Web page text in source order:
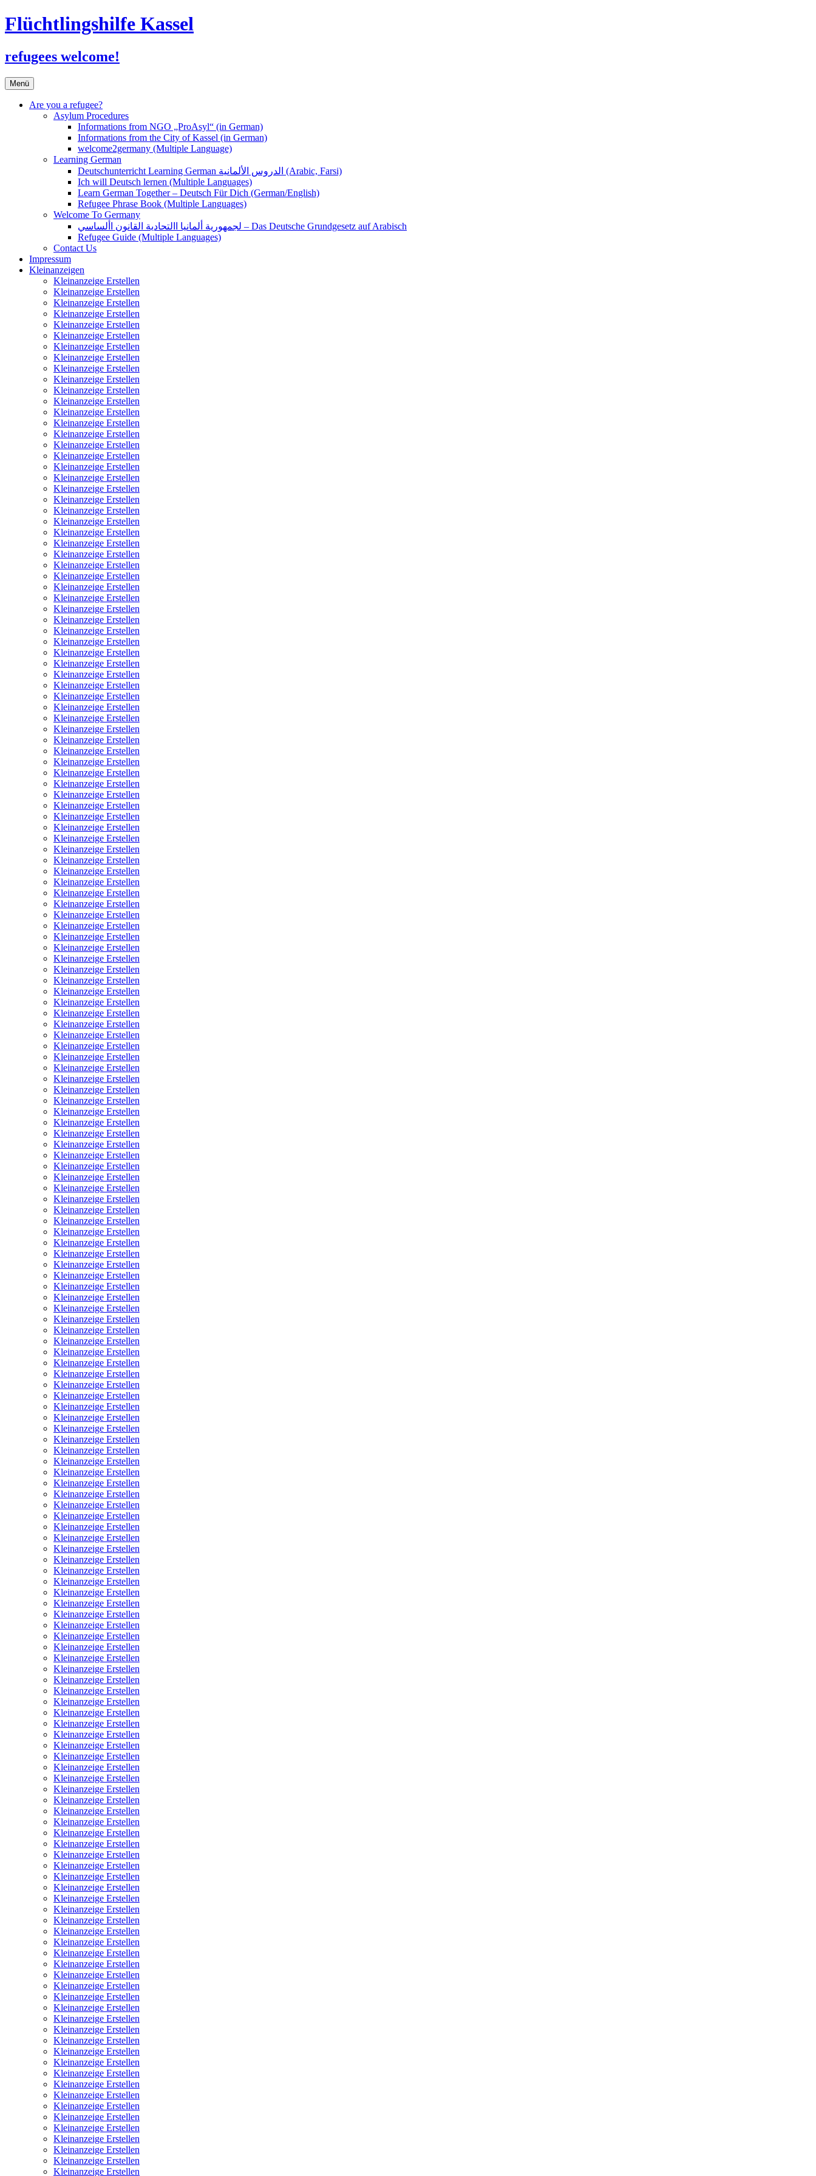
Flüchtlingshilfe Kassel
refugees welcome!
Menü Zum
Inhalt
springen
Are you a refugee?
Asylum Procedures
Informations from NGO „ProAsyl“ (in German)
Informations from the City of Kassel (in German)
welcome2germany (Multiple Language)
Learning German
Deutschunterricht Learning German الدروس الألمانية (Arabic, Farsi)
Ich will Deutsch lernen (Multiple Languages)
Learn German Together – Deutsch Für Dich (German/English)
Refugee Phrase Book (Multiple Languages)
Welcome To Germany
لجمهورية ألمانيا االتحادية القانون األساسي – Das Deutsche Grundgesetz auf Arabisch
Refugee Guide (Multiple Languages)
Contact Us
Impressum
Kleinanzeigen
Kleinanzeige Erstellen
Kleinanzeige Erstellen
Kleinanzeige Erstellen
Kleinanzeige Erstellen
Kleinanzeige Erstellen
Kleinanzeige Erstellen
Kleinanzeige Erstellen
Kleinanzeige Erstellen
Kleinanzeige Erstellen
Kleinanzeige Erstellen
Kleinanzeige Erstellen
Kleinanzeige Erstellen
Kleinanzeige Erstellen
Kleinanzeige Erstellen
Kleinanzeige Erstellen
Kleinanzeige Erstellen
Kleinanzeige Erstellen
Kleinanzeige Erstellen
Kleinanzeige Erstellen
Kleinanzeige Erstellen
Kleinanzeige Erstellen
Kleinanzeige Erstellen
Kleinanzeige Erstellen
Kleinanzeige Erstellen
Kleinanzeige Erstellen
Kleinanzeige Erstellen
Kleinanzeige Erstellen
Kleinanzeige Erstellen
Kleinanzeige Erstellen
Kleinanzeige Erstellen
Kleinanzeige Erstellen
Kleinanzeige Erstellen
Kleinanzeige Erstellen
Kleinanzeige Erstellen
Kleinanzeige Erstellen
Kleinanzeige Erstellen
Kleinanzeige Erstellen
Kleinanzeige Erstellen
Kleinanzeige Erstellen
Kleinanzeige Erstellen
Kleinanzeige Erstellen
Kleinanzeige Erstellen
Kleinanzeige Erstellen
Kleinanzeige Erstellen
Kleinanzeige Erstellen
Kleinanzeige Erstellen
Kleinanzeige Erstellen
Kleinanzeige Erstellen
Kleinanzeige Erstellen
Kleinanzeige Erstellen
Kleinanzeige Erstellen
Kleinanzeige Erstellen
Kleinanzeige Erstellen
Kleinanzeige Erstellen
Kleinanzeige Erstellen
Kleinanzeige Erstellen
Kleinanzeige Erstellen
Kleinanzeige Erstellen
Kleinanzeige Erstellen
Kleinanzeige Erstellen
Kleinanzeige Erstellen
Kleinanzeige Erstellen
Kleinanzeige Erstellen
Kleinanzeige Erstellen
Kleinanzeige Erstellen
Kleinanzeige Erstellen
Kleinanzeige Erstellen
Kleinanzeige Erstellen
Kleinanzeige Erstellen
Kleinanzeige Erstellen
Kleinanzeige Erstellen
Kleinanzeige Erstellen
Kleinanzeige Erstellen
Kleinanzeige Erstellen
Kleinanzeige Erstellen
Kleinanzeige Erstellen
Kleinanzeige Erstellen
Kleinanzeige Erstellen
Kleinanzeige Erstellen
Kleinanzeige Erstellen
Kleinanzeige Erstellen
Kleinanzeige Erstellen
Kleinanzeige Erstellen
Kleinanzeige Erstellen
Kleinanzeige Erstellen
Kleinanzeige Erstellen
Kleinanzeige Erstellen
Kleinanzeige Erstellen
Kleinanzeige Erstellen
Kleinanzeige Erstellen
Kleinanzeige Erstellen
Kleinanzeige Erstellen
Kleinanzeige Erstellen
Kleinanzeige Erstellen
Kleinanzeige Erstellen
Kleinanzeige Erstellen
Kleinanzeige Erstellen
Kleinanzeige Erstellen
Kleinanzeige Erstellen
Kleinanzeige Erstellen
Kleinanzeige Erstellen
Kleinanzeige Erstellen
Kleinanzeige Erstellen
Kleinanzeige Erstellen
Kleinanzeige Erstellen
Kleinanzeige Erstellen
Kleinanzeige Erstellen
Kleinanzeige Erstellen
Kleinanzeige Erstellen
Kleinanzeige Erstellen
Kleinanzeige Erstellen
Kleinanzeige Erstellen
Kleinanzeige Erstellen
Kleinanzeige Erstellen
Kleinanzeige Erstellen
Kleinanzeige Erstellen
Kleinanzeige Erstellen
Kleinanzeige Erstellen
Kleinanzeige Erstellen
Kleinanzeige Erstellen
Kleinanzeige Erstellen
Kleinanzeige Erstellen
Kleinanzeige Erstellen
Kleinanzeige Erstellen
Kleinanzeige Erstellen
Kleinanzeige Erstellen
Kleinanzeige Erstellen
Kleinanzeige Erstellen
Kleinanzeige Erstellen
Kleinanzeige Erstellen
Kleinanzeige Erstellen
Kleinanzeige Erstellen
Kleinanzeige Erstellen
Kleinanzeige Erstellen
Kleinanzeige Erstellen
Kleinanzeige Erstellen
Kleinanzeige Erstellen
Kleinanzeige Erstellen
Kleinanzeige Erstellen
Kleinanzeige Erstellen
Kleinanzeige Erstellen
Kleinanzeige Erstellen
Kleinanzeige Erstellen
Kleinanzeige Erstellen
Kleinanzeige Erstellen
Kleinanzeige Erstellen
Kleinanzeige Erstellen
Kleinanzeige Erstellen
Kleinanzeige Erstellen
Kleinanzeige Erstellen
Kleinanzeige Erstellen
Kleinanzeige Erstellen
Kleinanzeige Erstellen
Kleinanzeige Erstellen
Kleinanzeige Erstellen
Kleinanzeige Erstellen
Kleinanzeige Erstellen
Kleinanzeige Erstellen
Kleinanzeige Erstellen
Kleinanzeige Erstellen
Kleinanzeige Erstellen
Kleinanzeige Erstellen
Kleinanzeige Erstellen
Kleinanzeige Erstellen
Kleinanzeige Erstellen
Kleinanzeige Erstellen
Kleinanzeige Erstellen
Kleinanzeige Erstellen
Kleinanzeige Erstellen
Kleinanzeige Erstellen
Kleinanzeige Erstellen
Kleinanzeige Erstellen
Kleinanzeige Erstellen
Kleinanzeige Erstellen